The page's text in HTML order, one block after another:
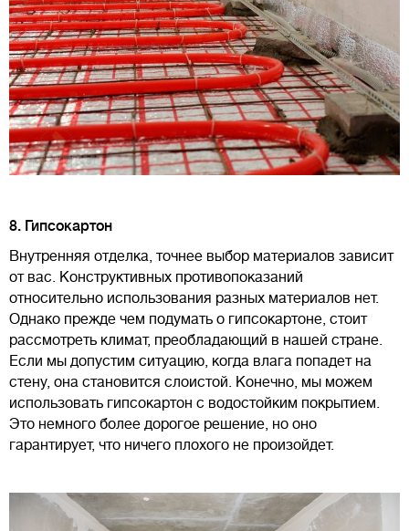
8. Гипсокартон
Внутренняя отделка, точнее выбор материалов зависит
от вас. Конструктивных противопоказаний
относительно использования разных материалов нет.
Однако прежде чем подумать о гипсокартоне, стоит
рассмотреть климат, преобладающий в нашей стране.
Если мы допустим ситуацию, когда влага попадет на
стену, она становится слоистой. Конечно, мы можем
использовать гипсокартон с водостойким покрытием.
Это немного более дорогое решение, но оно
гарантирует, что ничего плохого не произойдет.